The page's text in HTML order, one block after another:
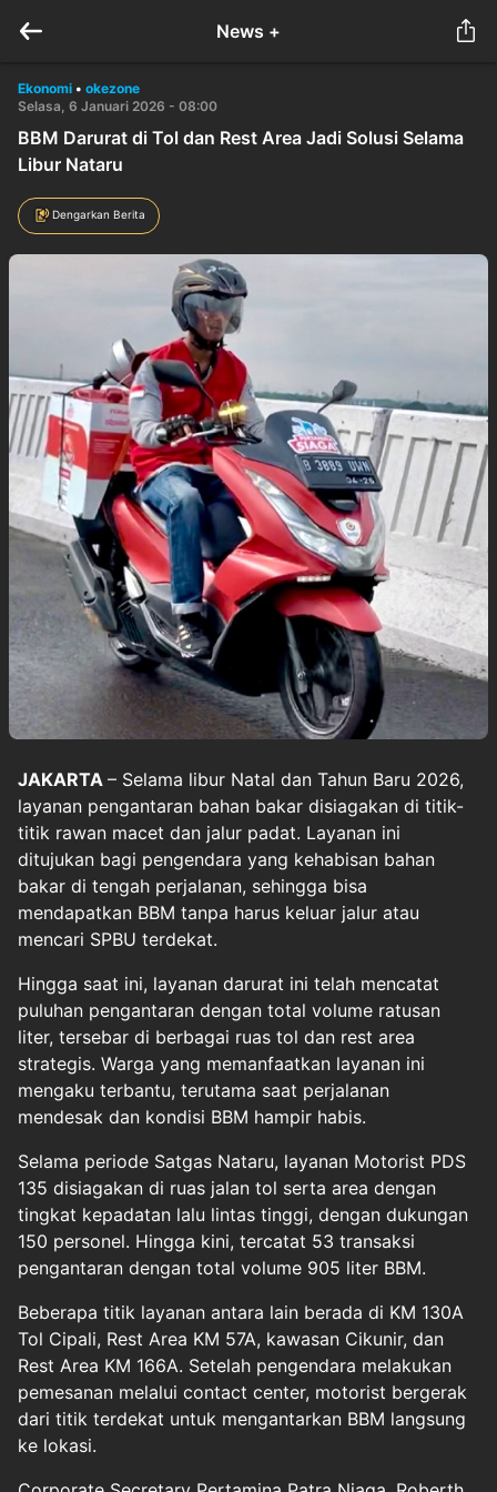
News +
Ekonomi • okezone
Selasa, 6 Januari 2026 - 08:00
BBM Darurat di Tol dan Rest Area Jadi Solusi Selama
Libur Nataru
Dengarkan Berita
JAKARTA – Selama libur Natal dan Tahun Baru 2026,
layanan pengantaran bahan bakar disiagakan di titik-
titik rawan macet dan jalur padat. Layanan ini
ditujukan bagi pengendara yang kehabisan bahan
bakar di tengah perjalanan, sehingga bisa
mendapatkan BBM tanpa harus keluar jalur atau
mencari SPBU terdekat.
Hingga saat ini, layanan darurat ini telah mencatat
puluhan pengantaran dengan total volume ratusan
liter, tersebar di berbagai ruas tol dan rest area
strategis. Warga yang memanfaatkan layanan ini
mengaku terbantu, terutama saat perjalanan
mendesak dan kondisi BBM hampir habis.
Selama periode Satgas Nataru, layanan Motorist PDS
135 disiagakan di ruas jalan tol serta area dengan
tingkat kepadatan lalu lintas tinggi, dengan dukungan
150 personel. Hingga kini, tercatat 53 transaksi
pengantaran dengan total volume 905 liter BBM.
Beberapa titik layanan antara lain berada di KM 130A
Tol Cipali, Rest Area KM 57A, kawasan Cikunir, dan
Rest Area KM 166A. Setelah pengendara melakukan
pemesanan melalui contact center, motorist bergerak
dari titik terdekat untuk mengantarkan BBM langsung
ke lokasi.